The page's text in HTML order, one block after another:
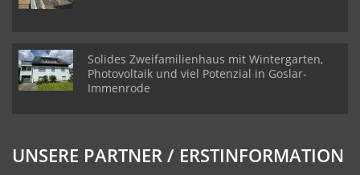
Solides Zweifamilienhaus mit Wintergarten,
Photovoltaik und viel Potenzial in Goslar-
Immenrode
UNSERE PARTNER / ERSTINFORMATION